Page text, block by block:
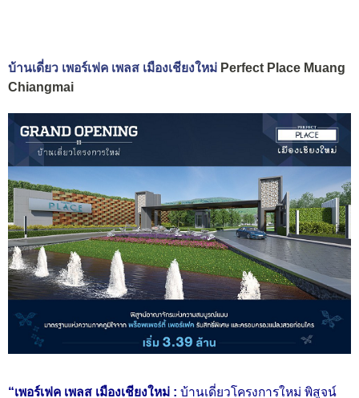
บ้านเดี่ยว เพอร์เฟค เพลส เมืองเชียงใหม่ Perfect Place Muang
Chiangmai
“เพอร์เฟค เพลส เมืองเชียงใหม่ : บ้านเดี่ยวโครงการใหม่ พิสูจน์